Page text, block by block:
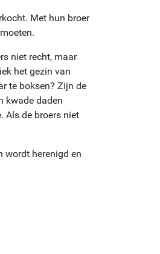
Met hun broer
niet recht, maar
het gezin van
te boksen? Zijn de
kwade daden
Als de broers niet
wordt herenigd en